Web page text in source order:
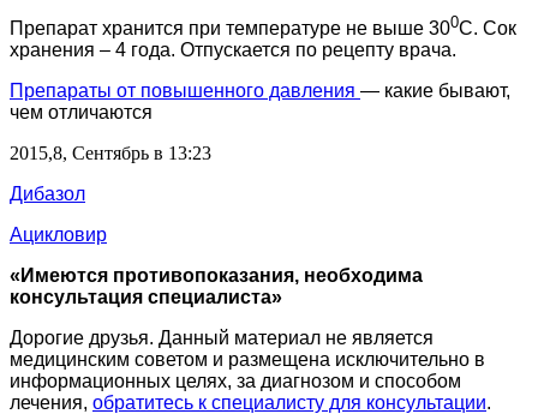
Препарат хранится при температуре не выше 300С. Сок
хранения – 4 года. Отпускается по рецепту врача.
Препараты от повышенного давления — какие бывают,
чем отличаются
2015,8, Сентябрь в 13:23
Дибазол
Ацикловир
«Имеются противопоказания, необходима
консультация специалиста»
Дорогие друзья. Данный материал не является
медицинским советом и размещена исключительно в
информационных целях, за диагнозом и способом
лечения, обратитесь к специалисту для консультации.